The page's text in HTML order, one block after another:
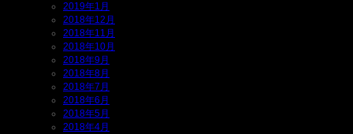
2019年1月
2018年12月
2018年11月
2018年10月
2018年9月
2018年8月
2018年7月
2018年6月
2018年5月
2018年4月